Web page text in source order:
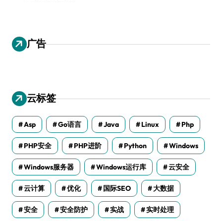
广告
云标签
Asp Go语言 Java Linux Php
PHP安全 PHP进阶 Python Windows
Windows服务器 Windows运行库 云安全
云计算 优化 国际SEO 大数据
安全 安全防护 实战 实时处理